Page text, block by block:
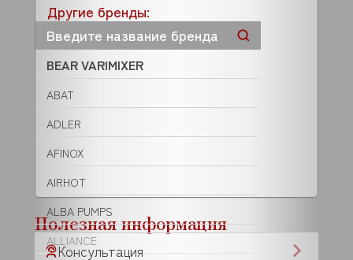
Другие бренды:
BEAR VARIMIXER
ABAT
ADLER
AFINOX
AIRHOT
ALBA PUMPS
ALLIANCE
Полезная информация
Консультация